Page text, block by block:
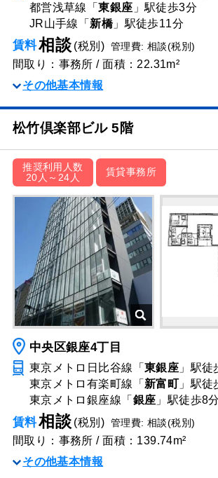
都営浅草線「東銀座 」駅徒歩3分
JR山手線「 新橋」駅徒歩11分
賃料相談(税別) 管理費: 相談(税別)
間取り：事務所 / 面積：22.31m²
その他基本情報
松竹倶楽部ビル 5階
推奨利用人数
20人～24人
賃貸事務所
中央区銀座4丁目
東京メトロ日比谷線「 東銀座 」駅徒
東京メトロ有楽町線「 新富町 」駅徒
東京メトロ銀座線「 銀座 」駅徒歩8分
賃料相談(税別) 管理費: 相談(税別)
間取り：事務所 / 面積：139.74m²
その他基本情報